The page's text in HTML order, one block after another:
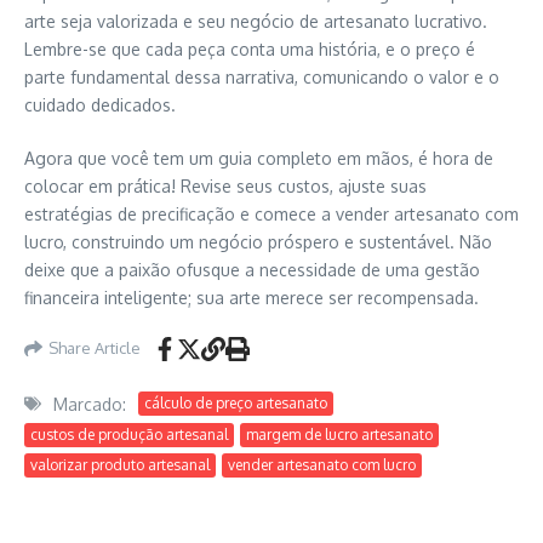
arte seja valorizada e seu negócio de artesanato lucrativo.
Lembre-se que cada peça conta uma história, e o preço é
parte fundamental dessa narrativa, comunicando o valor e o
cuidado dedicados.
Agora que você tem um guia completo em mãos, é hora de
colocar em prática! Revise seus custos, ajuste suas
estratégias de precificação e comece a vender artesanato com
lucro, construindo um negócio próspero e sustentável. Não
deixe que a paixão ofusque a necessidade de uma gestão
financeira inteligente; sua arte merece ser recompensada.
Share Article
Marcado:
cálculo de preço artesanato
custos de produção artesanal
margem de lucro artesanato
valorizar produto artesanal
vender artesanato com lucro